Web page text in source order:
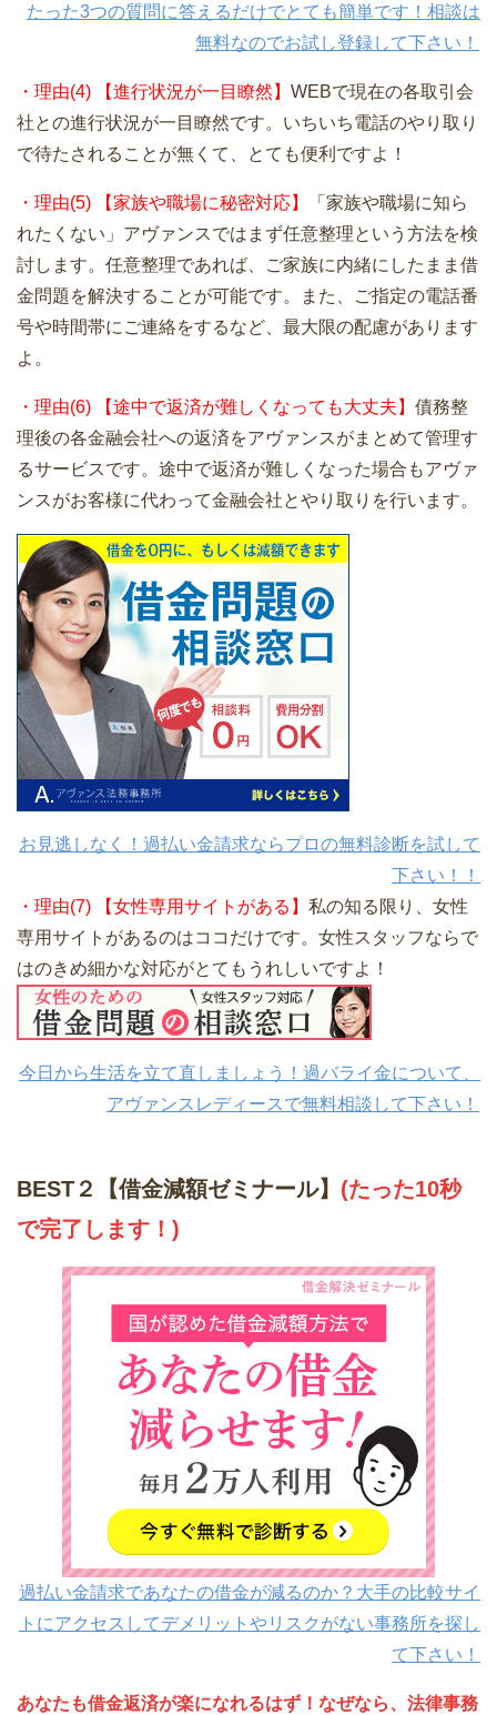
たった3つの質問に答えるだけでとても簡単です！相談は
無料なのでお試し登録して下さい！
・理由(4) 【進行状況が一目瞭然】 WEBで現在の各取引会
社との進行状況が一目瞭然です。いちいち電話のやり取り
で待たされることが無くて、とても便利ですよ！
・理由(5) 【家族や職場に秘密対応】
「家族や職場に知ら
れたくない」アヴァンスではまず任意整理という方法を検
討します。任意整理であれば、ご家族に内緒にしたまま借
金問題を解決することが可能です。また、ご指定の電話番
号や時間帯にご連絡をするなど、最大限の配慮があります
よ。
・理由(6) 【途中で返済が難しくなっても大丈夫】 債務整
理後の各金融会社への返済をアヴァンスがまとめて管理す
るサービスです。途中で返済が難しくなった場合もアヴァ
ンスがお客様に代わって金融会社とやり取りを行います。
お見逃しなく！過払い金請求ならプロの無料診断を試して
下さい！！
・理由(7) 【女性専用サイトがある】 私の知る限り、女性
専用サイトがあるのはココだけです。女性スタッフならで
はのきめ細かな対応がとてもうれしいですよ！
今日から生活を立て直しましょう！過バライ金について、
アヴァンスレディースで無料相談して下さい！
BEST２【借金減額ゼミナール】 (たった10秒
で完了します！)
過払い金請求であなたの借金が減るのか？大手の比較サイ
トにアクセスしてデメリットやリスクがない事務所を探し
て下さい！
あなたも借金返済が楽になれるはず！なぜなら、法律事務